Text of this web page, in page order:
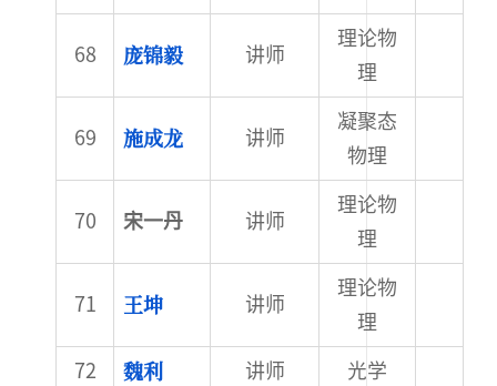
庞锦毅 讲师
理论物
理
施成龙 讲师
凝聚态
物理
宋一丹 讲师
理论物
理
王坤 讲师
理论物
理
魏利 讲师 光学